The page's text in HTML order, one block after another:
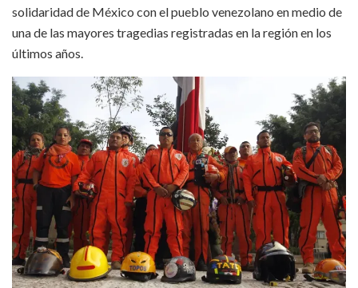
solidaridad de México con el pueblo venezolano en medio de
una de las mayores tragedias registradas en la región en los
últimos años.